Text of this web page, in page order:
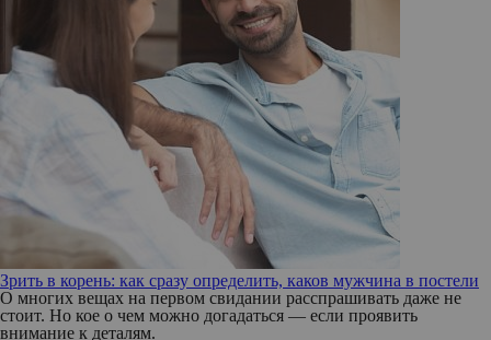
Зрить в корень: как сразу определить, каков мужчина в постели
О многих вещах на первом свидании расспрашивать даже не
стоит. Но кое о чем можно догадаться — если проявить
внимание к деталям.